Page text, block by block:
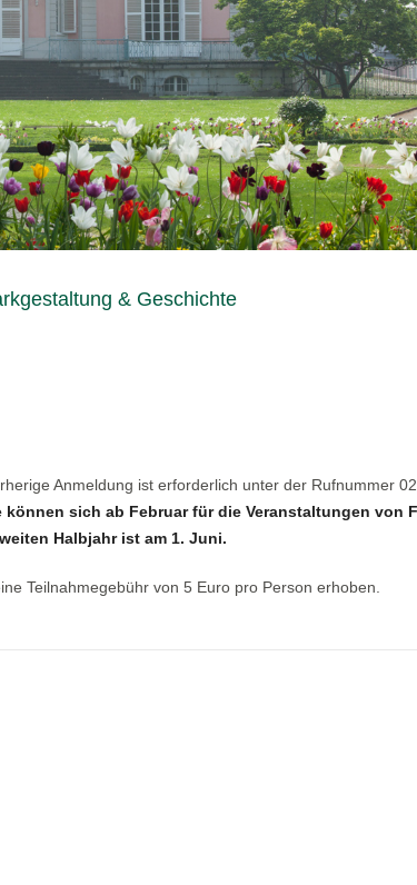
& Geschichte
Anmeldung ist erforderlich unter der Rufnummer
können sich ab Februar für die Veranstaltungen von
Halbjahr ist am 1. Juni.
Teilnahmegebühr von 5 Euro pro Person erhoben.